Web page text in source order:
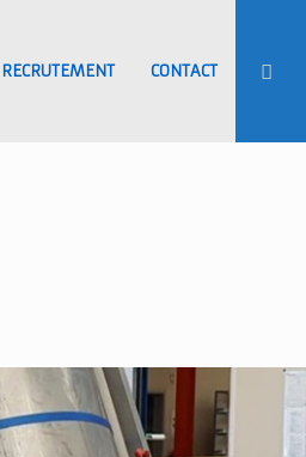
RECRUTEMENT CONTACT